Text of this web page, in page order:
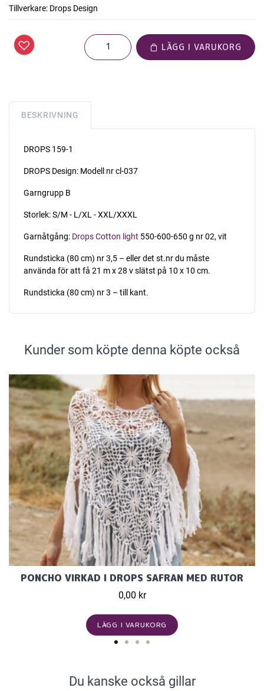
Tillverkare: Drops Design
LÄGG I VARUKORG
BESKRIVNING
DROPS 159-1
DROPS Design: Modell nr cl-037
Garngrupp B
Storlek: S/M - L/XL - XXL/XXXL
Garnåtgång: Drops Cotton light 550-600-650 g nr 02, vit
Rundsticka (80 cm) nr 3,5 – eller det st.nr du måste
använda för att få 21 m x 28 v slätst på 10 x 10 cm.
Rundsticka (80 cm) nr 3 – till kant.
Kunder som köpte denna köpte också
PONCHO VIRKAD I DROPS SAFRAN MED RUTOR
0,00 kr
LÄGG I VARUKORG
Du kanske också gillar